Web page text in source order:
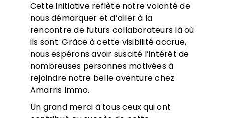
Cette initiative reflète notre volonté de
nous démarquer et d’aller à la
rencontre de futurs collaborateurs là où
ils sont. Grâce à cette visibilité accrue,
nous espérons avoir suscité l’intérêt de
nombreuses personnes motivées à
rejoindre notre belle aventure chez
Amarris Immo.
Un grand merci à tous ceux qui ont